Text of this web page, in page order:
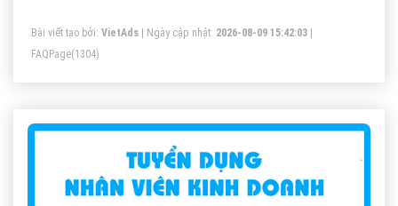
Bài viết tạo bởi: VietAds | Ngày cập nhật: 2026-08-09 15:42:03
FAQPage(1304)